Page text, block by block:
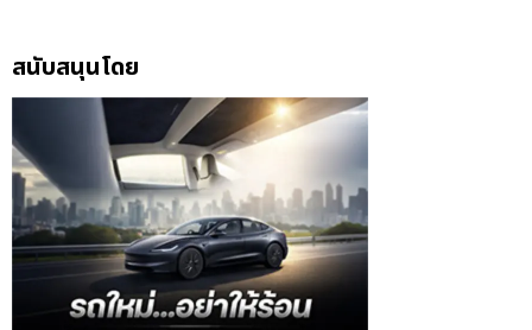
สนับสนุนโดย